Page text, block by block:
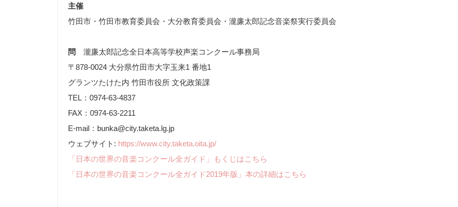
主催
竹田市・竹田市教育委員会・大分教育委員会・瀧廉太郎記念音楽祭実行委員会
問 瀧廉太郎記念全日本高等学校声楽コンクール事務局
〒878-0024 大分県竹田市大字玉来1 番地1
グランツたけた内 竹田市役所 文化政策課
TEL：0974-63-4837
FAX：0974-63-2211
E-mail：bunka@city.taketa.lg.jp
ウェブサイト: https://www.city.taketa.oita.jp/
「日本の世界の音楽コンクール全ガイド」もくじはこちら
「日本の世界の音楽コンクール全ガイド2019年版」本の詳細はこちら